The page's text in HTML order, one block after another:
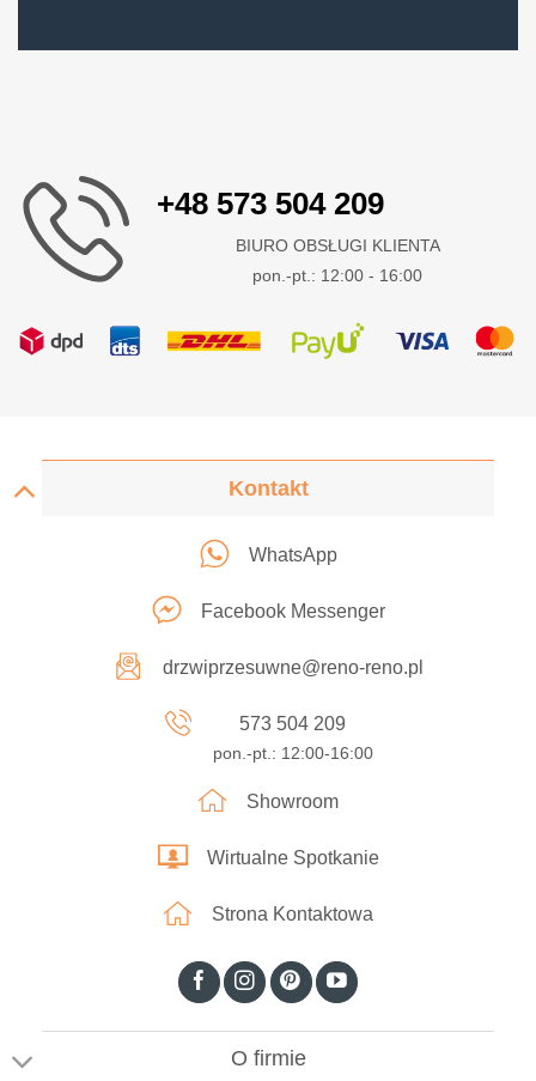
+48 573 504 209
BIURO OBSŁUGI KLIENTA
pon.-pt.: 12:00 - 16:00
Kontakt
WhatsApp
Facebook Messenger
drzwiprzesuwne@reno-reno.pl
573 504 209
pon.-pt.: 12:00-16:00
Showroom
Wirtualne Spotkanie
Strona Kontaktowa
O firmie